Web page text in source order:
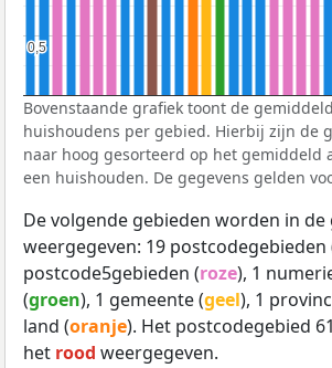
0,5
0,5
Bovenstaande grafiek toont de
huishoudens per gebied. Hierbij zijn de
naar hoog gesorteerd op het gemiddeld
een huishouden. De gegevens gelden
De volgende gebieden worden in
weergegeven: 19 postcodegebieden
postcode5gebieden (roze), 1
(groen), 1 gemeente (geel), 1
land (oranje). Het postcodegebied
het rood weergegeven.